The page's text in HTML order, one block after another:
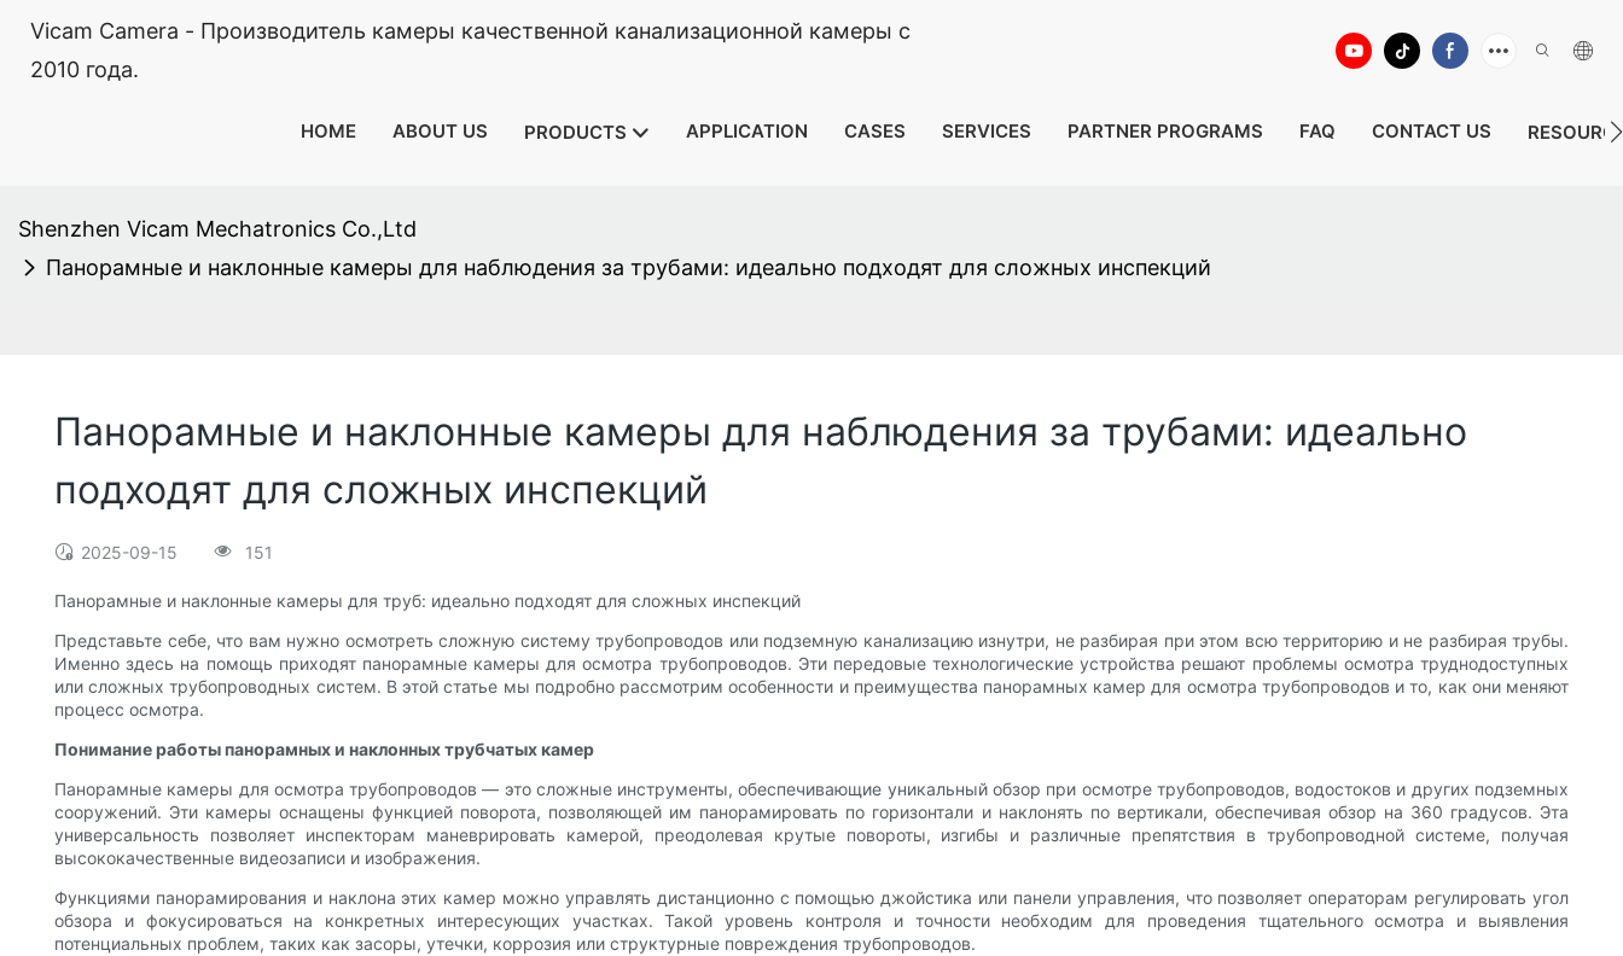
Vicam Camera - Производитель камеры качественной канализационной камеры с
2010 года.
HOME ABOUT US PRODUCTS APPLICATION CASES SERVICES PARTNER PROGRAMS FAQ CONTACT US
Shenzhen Vicam Mechatronics Co.,Ltd
Панорамные и наклонные камеры для наблюдения за трубами: идеально подходят для сложных инспекций
Панорамные и наклонные камеры для наблюдения за трубами: идеально
подходят для сложных инспекций
2025-09-15 151
Панорамные и наклонные камеры для труб: идеально подходят для сложных инспекций
Представьте себе, что вам нужно осмотреть сложную систему трубопроводов или подземную канализацию изнутри, не разбирая при этом всю территорию и не разбирая трубы.
Именно здесь на помощь приходят панорамные камеры для осмотра трубопроводов. Эти передовые технологические устройства решают проблемы осмотра труднодоступных
или сложных трубопроводных систем. В этой статье мы подробно рассмотрим особенности и преимущества панорамных камер для осмотра трубопроводов и то, как они меняют
процесс осмотра.
Понимание работы панорамных и наклонных трубчатых камер
Панорамные камеры для осмотра трубопроводов — это сложные инструменты, обеспечивающие уникальный обзор при осмотре трубопроводов, водостоков и других подземных
сооружений. Эти камеры оснащены функцией поворота, позволяющей им панорамировать по горизонтали и наклонять по вертикали, обеспечивая обзор на 360 градусов. Эта
универсальность позволяет инспекторам маневрировать камерой, преодолевая крутые повороты, изгибы и различные препятствия в трубопроводной системе, получая
высококачественные видеозаписи и изображения.
Функциями панорамирования и наклона этих камер можно управлять дистанционно с помощью джойстика или панели управления, что позволяет операторам регулировать угол
обзора и фокусироваться на конкретных интересующих участках. Такой уровень контроля и точности необходим для проведения тщательного осмотра и выявления
потенциальных проблем, таких как засоры, утечки, коррозия или структурные повреждения трубопроводов.